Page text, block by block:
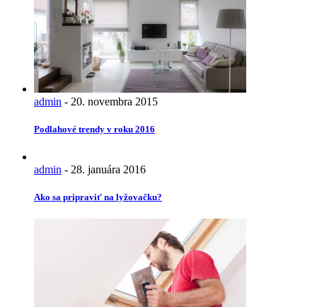
admin - 20. novembra 2015
Podlahové trendy v roku 2016
admin - 28. januára 2016
Ako sa pripraviť na lyžovačku?